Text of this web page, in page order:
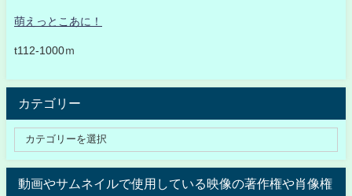
萌えっとこあに！
t112-1000ｍ
カテゴリー
動画やサムネイルで使用している映像の著作権や肖像権